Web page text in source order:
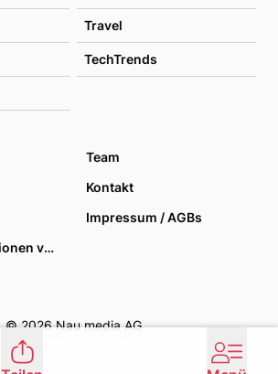
Travel
TechTrends
Team
Kontakt
Impressum / AGBs
Datenschutzoptionen verwalten
© 2026 Nau media AG